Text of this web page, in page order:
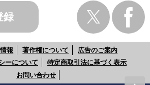
録
報 著作権について
広告のご案内
ーについて
特定商取引法に基づく表示
お問い合わせ